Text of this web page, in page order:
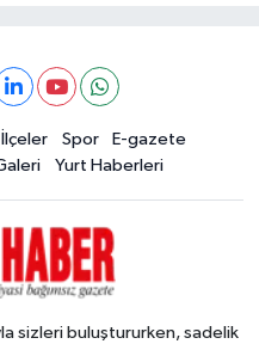
İlçeler Spor
E-gazete
Yurt Haberleri
sizleri buluştururken, sadelik